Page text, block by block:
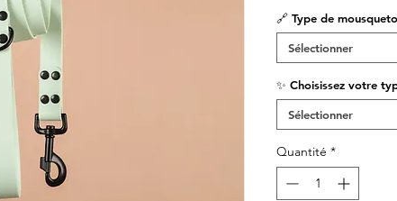
🔗 Type de
Sélectionner
✨ Choisissez votre
Sélectionner
Quantité *